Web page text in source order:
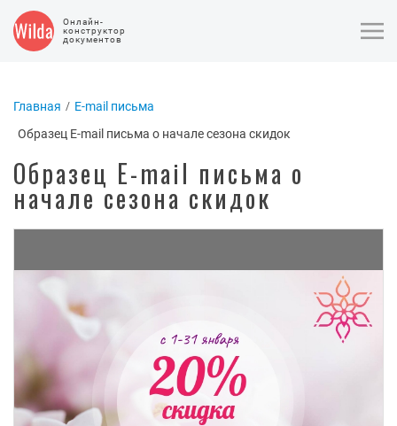
Онлайн-
конструктор
документов
Главная
E-mail письма
Образец E-mail письма о начале сезона скидок
Образец E-mail письма о
начале сезона скидок